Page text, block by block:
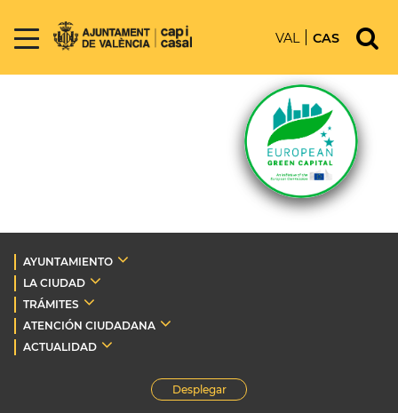
VAL CAS
AYUNTAMIENTO
LA CIUDAD
TRÁMITES
ATENCIÓN CIUDADANA
ACTUALIDAD
Desplegar